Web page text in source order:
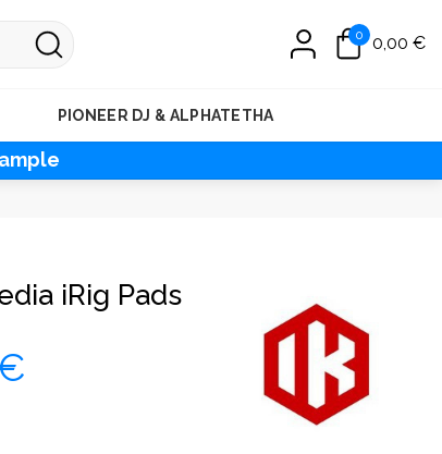
0 0,00 €
PIONEER DJ & ALPHATETHA
iRig Pads